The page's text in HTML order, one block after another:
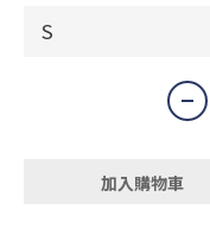
加入購物車